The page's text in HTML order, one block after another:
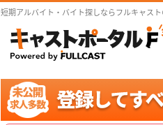
短期アルバイト・バイト探しならフルキャス